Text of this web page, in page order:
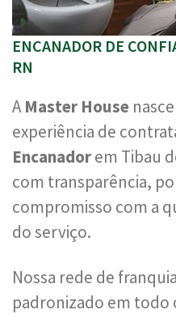
ENCANADOR DE
RN
AMaster House
experiência de
Encanadorem Tibau
com transparência,
compromisso com a
do serviço.
Nossa rede de
padronizado em todo